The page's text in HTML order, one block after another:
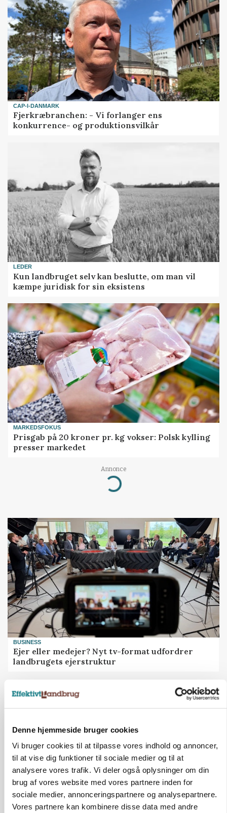
Denne hjemmeside bruger cookies
Vi bruger cookies til at tilpasse vores indhold og annoncer,
til at vise dig funktioner til sociale medier og til at
analysere vores trafik. Vi deler også oplysninger om din
brug af vores website med vores partnere inden for
sociale medier, annonceringspartnere og analysepartnere.
Vores partnere kan kombinere disse data med andre
CAP-I-DANMARK
Fjerkræbranchen: - Vi forlanger ens
konkurrence- og produktionsvilkår
LEDER
Kun landbruget selv kan beslutte, om man vil
kæmpe juridisk for sin eksistens
MARKEDSFOKUS
Prisgab på 20 kroner pr. kg vokser: Polsk kylling
presser markedet
Annonce
Loading...
BUSINESS
Ejer eller medejer? Nyt tv-format udfordrer
landbrugets ejerstruktur